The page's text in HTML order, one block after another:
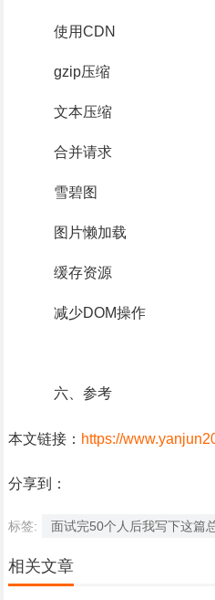
使用CDN
gzip压缩
文本压缩
合并请求
雪碧图
图片懒加载
缓存资源
减少DOM操作
六、参考
本文链接： https://
分享到：
标签: 面试完50个人后我写下这篇
相关文章